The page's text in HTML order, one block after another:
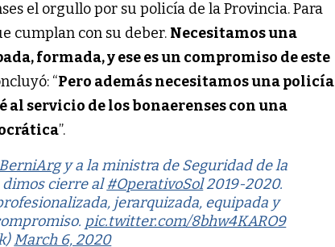
el orgullo por su policía de la Provincia. Para
cumplan con su deber. Necesitamos una
formada, y ese es un compromiso de este
“Pero además necesitamos una policía
al servicio de los bonaerenses con una
”.
y a la ministra de Seguridad de la
dimos cierre al#OperativoSol2019-2020.
jerarquizada, equipada y
pic.twitter.com/8bhw4KARO9
March 6, 2020